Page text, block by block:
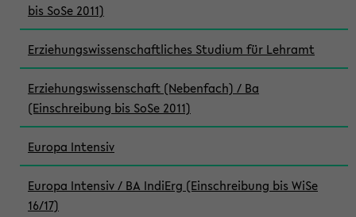
bis SoSe 2011)
Erziehungswissenschaftliches Studium für Lehramt
Erziehungswissenschaft (Nebenfach) / Ba
(Einschreibung bis SoSe 2011)
Europa Intensiv
Europa Intensiv / BA IndiErg (Einschreibung bis WiSe
16/17)